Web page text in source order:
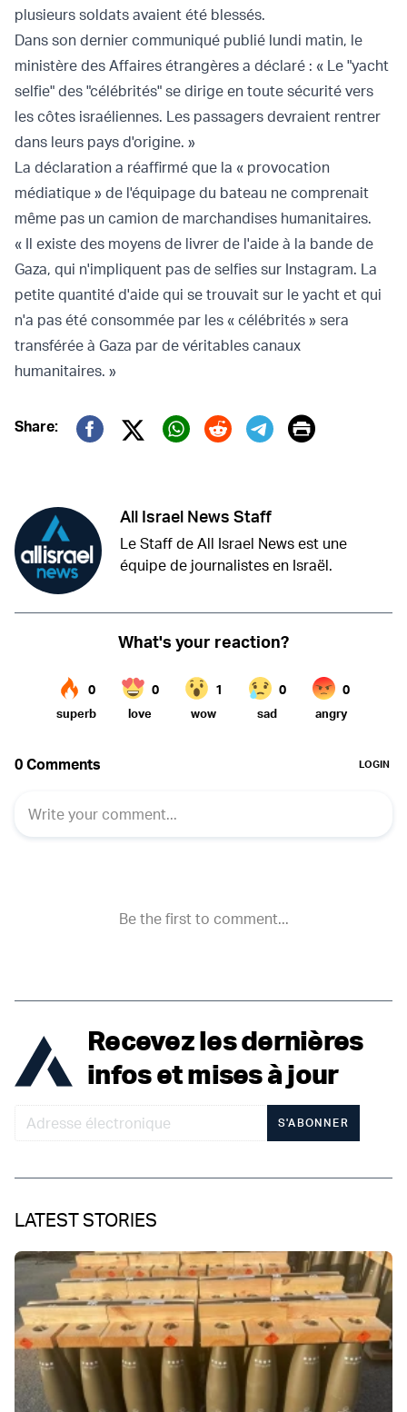
plusieurs soldats avaient été blessés.
Dans son dernier communiqué publié lundi matin, le
ministère des Affaires étrangères a déclaré : « Le "yacht
selfie" des "célébrités" se dirige en toute sécurité vers
les côtes israéliennes. Les passagers devraient rentrer
dans leurs pays d'origine. »
La déclaration a réaffirmé que la « provocation
médiatique » de l'équipage du bateau ne comprenait
même pas un camion de marchandises humanitaires.
« Il existe des moyens de livrer de l'aide à la bande de
Gaza, qui n'impliquent pas de selfies sur Instagram. La
petite quantité d'aide qui se trouvait sur le yacht et qui
n'a pas été consommée par les « célébrités » sera
transférée à Gaza par de véritables canaux
humanitaires. »
Share:
Twitter (X)
Print
All Israel News Staff
Le Staff de All Israel News est une
équipe de journalistes en Israël.
Recevez les dernières
infos et mises à jour
S'ABONNER
LATEST STORIES